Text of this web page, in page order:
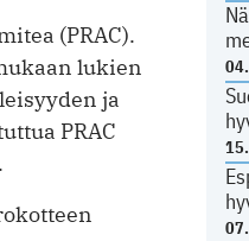
(PRAC).
lukien
ja
PRAC